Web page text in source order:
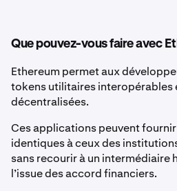
Que pouvez-vous faire avec
Ethereum permet aux
tokens utilitaires interopérables
décentralisées.
Ces applications peuvent
identiques à ceux des
sans recourir à un intermédiaire
l’issue des accord financiers.